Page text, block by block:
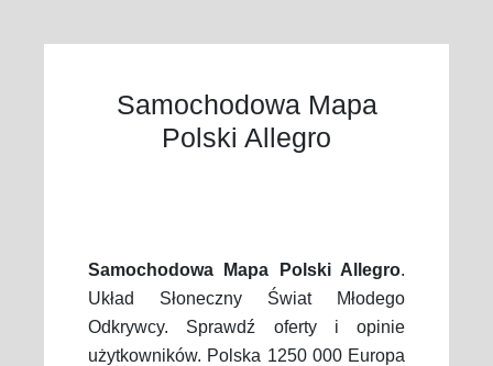
Samochodowa Mapa
Polski Allegro
Samochodowa Mapa Polski Allegro.
Układ Słoneczny Świat Młodego
Odkrywcy. Sprawdź oferty i opinie
użytkowników. Polska 1250 000 Europa